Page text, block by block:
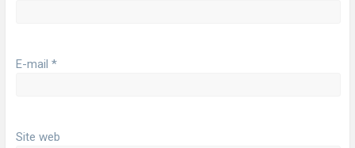
E-mail *
Site web